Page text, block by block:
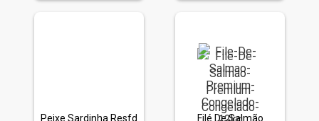
Peixe Sardinha Resfd
Filé De Salmão